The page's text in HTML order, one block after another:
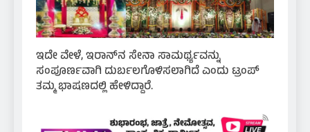
ಇದೇ ವೇಳೆ, ಇರಾನ್‌ನ ಸೇನಾ ಸಾಮರ್ಥ್ಯವನ್ನು
ಸಂಪೂರ್ಣವಾಗಿ ದುರ್ಬಲಗೊಳಿಸಲಾಗಿದೆ ಎಂದು ಟ್ರಂಪ್
ತಮ್ಮ ಭಾಷಣದಲ್ಲಿ ಹೇಳಿದ್ದಾರೆ.